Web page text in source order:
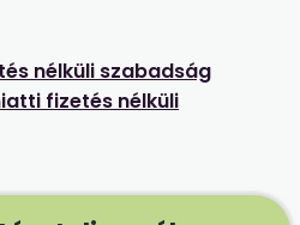
nélküli szabadság
fizetés nélküli